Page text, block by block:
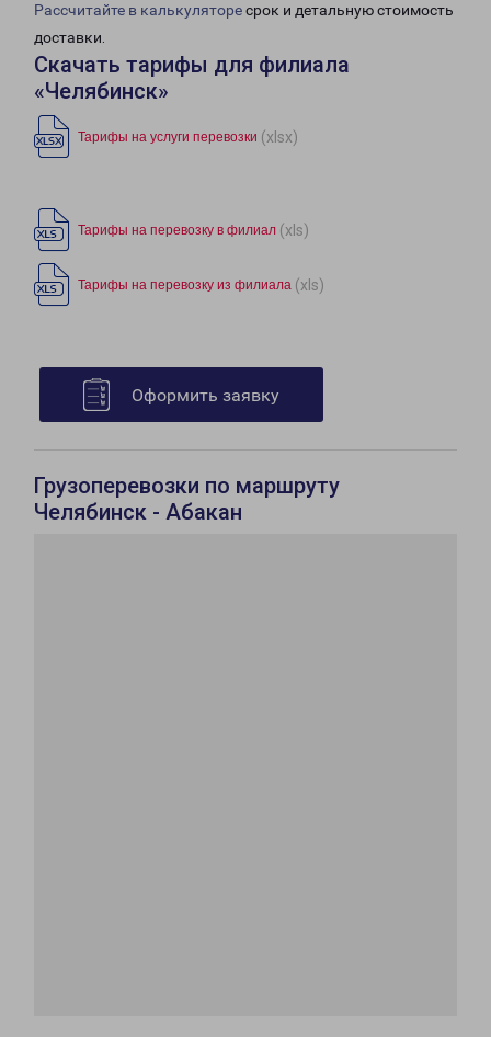
Рассчитайте в калькуляторесрок и детальную стоимость
доставки.
Скачать тарифы для филиала
«Челябинск»
Тарифы на услуги перевозки (xlsx)
Тарифы на перевозку в филиал (xls)
Тарифы на перевозку из филиала (xls)
Оформить заявку
Грузоперевозки по маршруту
Челябинск - Абакан